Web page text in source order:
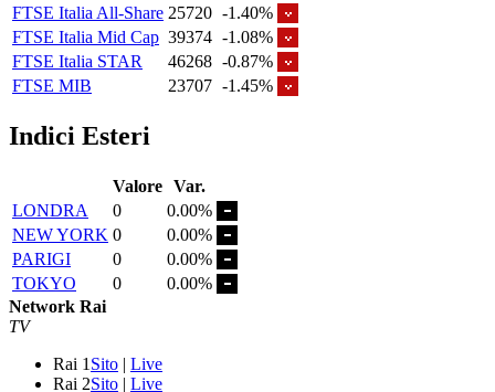
FTSE Italia All-Share 25720 -1.40%
FTSE Italia Mid Cap 39374 -1.08%
FTSE Italia STAR
46268 -0.87%
FTSE MIB
23707 -1.45%
Indici Esteri
Valore Var.
LONDRA
0
0.00%
NEW YORK 0
0.00%
PARIGI
0
0.00%
TOKYO
0
0.00%
Network Rai
TV
Rai 1 Sito | Live
Rai 2Sito | Live